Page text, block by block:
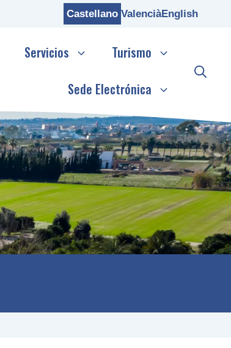
Castellano ValenciàEnglish
Servicios
Turismo
Sede Electrónica